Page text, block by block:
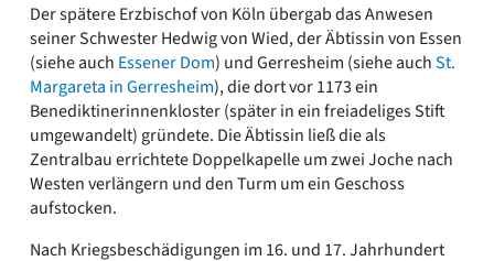
Der spätere Erzbischof von Köln übergab das Anwesen
seiner Schwester Hedwig von Wied, der Äbtissin von Essen
(siehe auch Essener Dom) und Gerresheim (siehe auchSt.
Margareta in Gerresheim), die dort vor 1173 ein
Benediktinerinnenkloster (später in ein freiadeliges Stift
umgewandelt) gründete. Die Äbtissin ließ die als
Zentralbau errichtete Doppelkapelle um zwei Joche nach
Westen verlängern und den Turm um ein Geschoss
aufstocken.
Nach Kriegsbeschädigungen im 16. und 17. Jahrhundert